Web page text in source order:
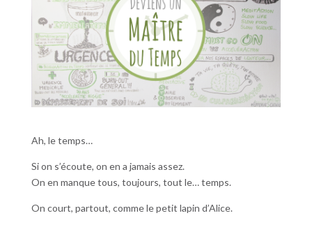
Ah, le temps…
Si on s’écoute, on en a jamais assez.
On en manque tous, toujours, tout le… temps.
On court, partout, comme le petit lapin d’Alice.